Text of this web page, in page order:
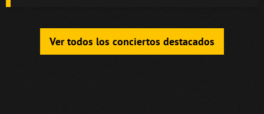
Ver todos los conciertos destacados